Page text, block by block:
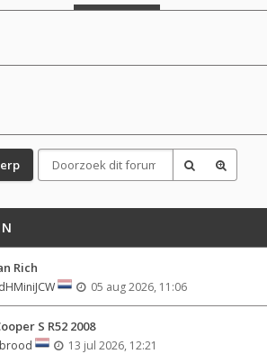
Rich
05 aug 2026, 11:06
S R52 2008
13 jul 2026, 12:21